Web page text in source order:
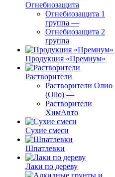
Огнебиозащита
Огнебиозащита 1
группа —
Огнебиозащита 2
группа
Продукция «Премиум»
Растворители
Растворители Олио
(Olio) —
Растворители
ХимАвто
Сухие смеси
Шпатлевки
Лаки по дереву